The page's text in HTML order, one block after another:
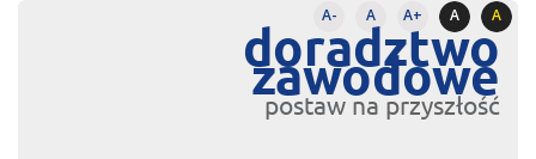
A- A A+ A A
doradztwo
zawodowe
postaw na przyszłość